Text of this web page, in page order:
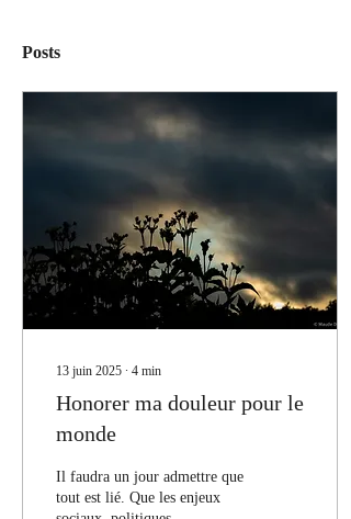
Posts
13 juin 2025 ∙ 4 min
Honorer ma douleur pour le
monde
Il faudra un jour admettre que
tout est lié. Que les enjeux